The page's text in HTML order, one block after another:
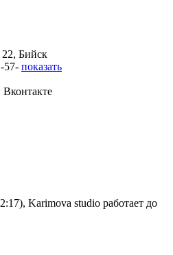
22, Бийск
57- показать
Вконтакте
Karimova studio работает до